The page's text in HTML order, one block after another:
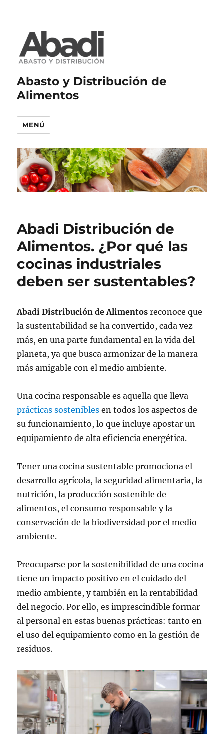
Abasto y Distribución de
Alimentos
MENÚ
Abadi Distribución de
Alimentos. ¿Por qué las
cocinas industriales
deben ser sustentables?
Abadi Distribución de Alimentosreconoce que
la sustentabilidad se ha convertido, cada vez
más, en una parte fundamental en la vida del
planeta, ya que busca armonizar de la manera
más amigable con el medio ambiente.
Una cocina responsable es aquella que lleva
prácticas sostenibles en todos los aspectos de
su funcionamiento, lo que incluye apostar un
equipamiento de alta eficiencia energética.
Tener una cocina sustentable promociona el
desarrollo agrícola, la seguridad alimentaria, la
nutrición, la producción sostenible de
alimentos, el consumo responsable y la
conservación de la biodiversidad por el medio
ambiente.
Preocuparse por la sostenibilidad de una cocina
tiene un impacto positivo en el cuidado del
medio ambiente, y también en la rentabilidad
del negocio. Por ello, es imprescindible formar
al personal en estas buenas prácticas: tanto en
el uso del equipamiento como en la gestión de
residuos.